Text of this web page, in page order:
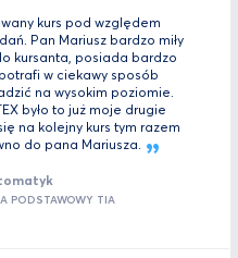
kurs pod względem
Pan Mariusz bardzo miły
kursanta, posiada bardzo
w ciekawy sposób
na wysokim poziomie.
było to już moje drugie
na kolejny kurs tym razem
do pana Mariusza.
PODSTAWOWY TIA